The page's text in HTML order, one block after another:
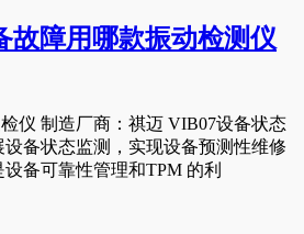
障用哪款振动检测仪
仪 制造厂商：祺迈 VIB07设备状态
备状态监测，实现设备预测性维修
备可靠性管理和TPM 的利